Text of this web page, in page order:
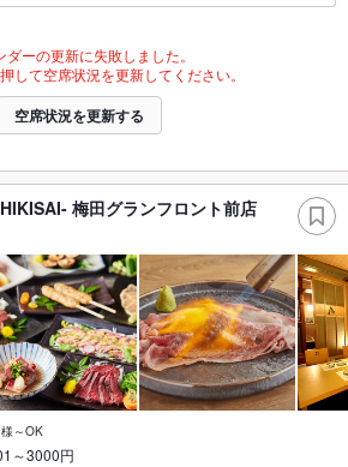
ダーの更新に失敗しました。
して空席状況を更新してください。
空席状況を更新する
梅田グランフロント前店
～OK
～3000円